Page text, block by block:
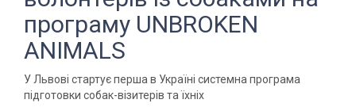
програму UNBROKEN
ANIMALS
У Львові стартує перша в Україні системна програма
підготовки собак-візитерів та їхніх